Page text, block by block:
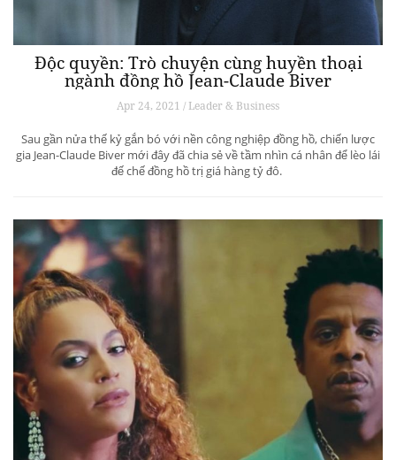
Độc quyền: Trò chuyện cùng huyền thoại
ngành đồng hồ Jean-Claude Biver
Apr 24, 2021 / Leader & Business
Sau gần nửa thế kỷ gắn bó với nền công nghiệp đồng hồ, chiến lược
gia Jean-Claude Biver mới đây đã chia sẻ về tầm nhìn cá nhân để lèo lái
đế chế đồng hồ trị giá hàng tỷ đô.